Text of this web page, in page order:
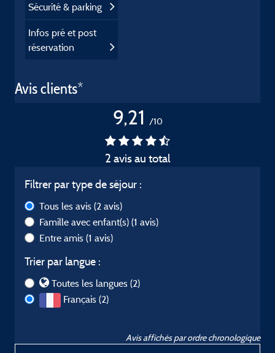
Sécurité & parking
Infos pré et post
réservation
Avis clients*
9,21 /10
2 avis au total
Filtrer par type de séjour :
Tous les avis (2 avis)
Famille avec enfant(s) (1 avis)
Entre amis (1 avis)
Trier par langue :
Toutes les langues (2)
Français (2)
Avis affichés par ordre chronologique